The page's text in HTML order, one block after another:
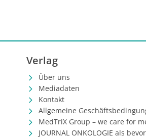
Verlag
Über uns
Mediadaten
Kontakt
Allgemeine
MedTriX Group – we care for
JOURNAL ONKOLOGIE als